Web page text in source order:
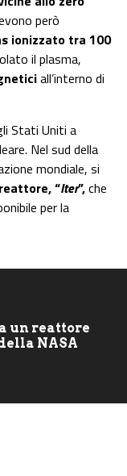
però
ionizzato tra 100
il plasma,
all’interno di
Stati Uniti a
Nel sud della
mondiale, si
“Iter”,che
per la
un reattore
NASA